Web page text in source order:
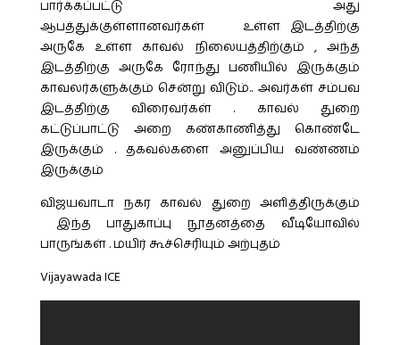
பார்க்கப்பட்டு அது
ஆபத்துக்குள்ளானவர்கள் உள்ள இடத்திற்கு
அருகே உள்ள காவல் நிலையத்திற்கும் , அந்த
இடத்திற்கு அருகே ரோந்து பணியில் இருக்கும்
காவலர்களுக்கும் சென்று விடும்.. அவர்கள் சம்பவ
இடத்திற்கு விரைவர்கள் . காவல் துறை
கட்டுப்பாட்டு அறை கண்காணித்து கொண்டே
இருக்கும் . தகவல்களை அனுப்பிய வண்ணம்
இருக்கும்
விஜயவாடா நகர காவல் துறை அளித்திருக்கும்
இந்த பாதுகாப்பு நூதனத்தை வீடியோவில்
பாருங்கள் . மயிர் கூச்செரியும் அற்புதம்
Vijayawada ICE